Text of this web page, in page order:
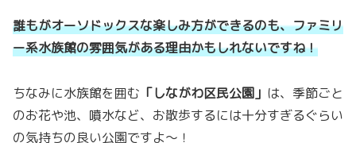
誰もがオーソドックスな楽しみ方ができるのも、ファミリ
ー系水族館の雰囲気がある理由かもしれないですね！
ちなみに水族館を囲む 「しながわ区民公園」 は、季節ごと
のお花や池、噴水など、お散歩するには十分すぎるぐらい
の気持ちの良い公園ですよ〜！